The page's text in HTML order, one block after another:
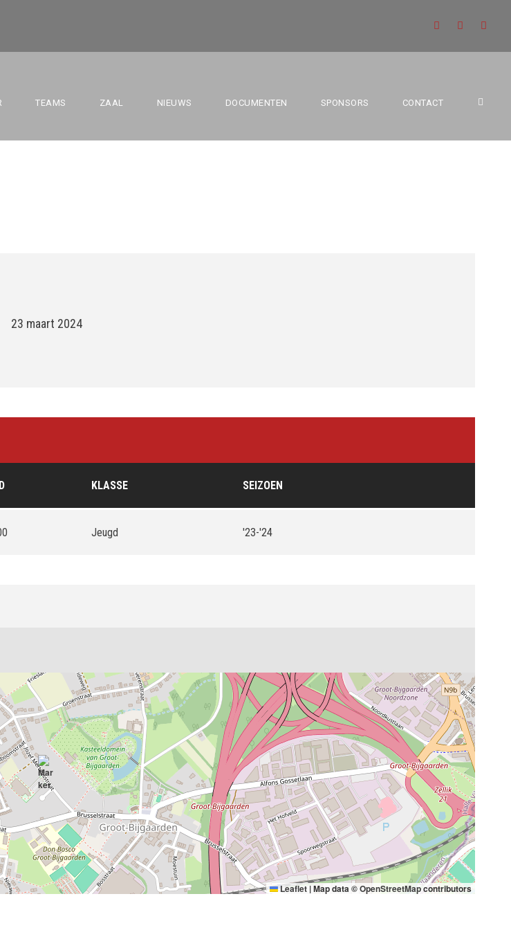
TEAMS ZAAL NIEUWS DOCUMENTEN SPONSORS CONTACT
DILBEEK VS U21 JUNIOREN
23 maart 2024
KLASSE SEIZOEN
Jeugd '23-'24
Leaflet |Map data ©OpenStreetMapcontributors